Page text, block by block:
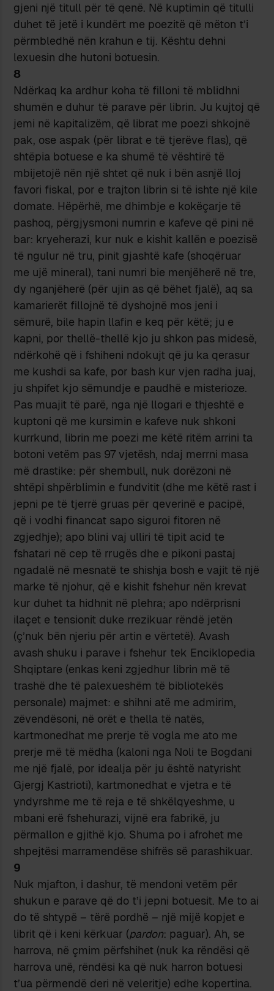
gjeni një titull për të qenë. Në kuptimin që titulli
duhet të jetë i kundërt me poezitë që mëton t’i
përmbledhë nën krahun e tij. Kështu dehni
lexuesin dhe hutoni botuesin.
8
Ndërkaq ka ardhur koha të filloni të mblidhni
shumën e duhur të parave për librin. Ju kujtoj që
jemi në kapitalizëm, që librat me poezi shkojnë
pak, ose aspak (për librat e të tjerëve flas), që
shtëpia botuese e ka shumë të vështirë të
mbijetojë nën një shtet që nuk i bën asnjë lloj
favori fiskal, por e trajton librin si të ishte një kile
domate. Hëpërhë, me dhimbje e kokëçarje të
pashoq, përgjysmoni numrin e kafeve që pini në
bar: kryeherazi, kur nuk e kishit kallën e poezisë
të ngulur në tru, pinit gjashtë kafe (shoqëruar
me ujë mineral), tani numri bie menjëherë në tre,
dy nganjëherë (për ujin as që bëhet fjalë), aq sa
kamarierët fillojnë të dyshojnë mos jeni i
sëmurë, bile hapin llafin e keq për këtë; ju e
kapni, por thellë-thellë kjo ju shkon pas midesë,
ndërkohë që i fshiheni ndokujt që ju ka qerasur
me kushdi sa kafe, por bash kur vjen radha juaj,
ju shpifet kjo sëmundje e paudhë e misterioze.
Pas muajit të parë, nga një llogari e thjeshtë e
kuptoni që me kursimin e kafeve nuk shkoni
kurrkund, librin me poezi me këtë ritëm arrini ta
botoni vetëm pas 97 vjetësh, ndaj merrni masa
më drastike: për shembull, nuk dorëzoni në
shtëpi shpërblimin e fundvitit (dhe me këtë rast i
jepni pe të tjerrë gruas për qeverinë e pacipë,
që i vodhi financat sapo siguroi fitoren në
zgjedhje); apo blini vaj ulliri të tipit acid te
fshatari në cep të rrugës dhe e pikoni pastaj
ngadalë në mesnatë te shishja bosh e vajit të një
marke të njohur, që e kishit fshehur nën krevat
kur duhet ta hidhnit në plehra; apo ndërprisni
ilaçet e tensionit duke rrezikuar rëndë jetën
(ç’nuk bën njeriu për artin e vërtetë). Avash
avash shuku i parave i fshehur tek Enciklopedia
Shqiptare (enkas keni zgjedhur librin më të
trashë dhe të palexueshëm të bibliotekës
personale) majmet: e shihni atë me admirim,
zëvendësoni, në orët e thella të natës,
kartmonedhat me prerje të vogla me ato me
prerje më të mëdha (kaloni nga Noli te Bogdani
me një fjalë, por idealja për ju është natyrisht
Gjergj Kastrioti), kartmonedhat e vjetra e të
yndyrshme me të reja e të shkëlqyeshme, u
mbani erë fshehurazi, vijnë era fabrikë, ju
përmallon e gjithë kjo. Shuma po i afrohet me
shpejtësi marramendëse shifrës së parashikuar.
9
Nuk mjafton, i dashur, të mendoni vetëm për
shukun e parave që do t’i jepni botuesit. Me to ai
do të shtypë – tërë pordhë – një mijë kopjet e
librit që i keni kërkuar (pardon: paguar). Ah, se
harrova, në çmim përfshihet (nuk ka rëndësi që
harrova unë, rëndësi ka që nuk harron botuesi
t’ua përmendë deri në veleritje) edhe kopertina.